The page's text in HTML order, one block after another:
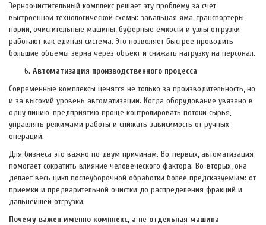
Зерноочистительный комплекс решает эту проблему за счет
выстроенной технологической схемы: завальная яма, транспортеры,
нории, очистительные машины, буферные емкости и узлы отгрузки
работают как единая система. Это позволяет быстрее проводить
большие объемы зерна через объект и снижать нагрузку на персонал.
Автоматизация производственного процесса
Современные комплексы ценятся не только за производительность, но
и за высокий уровень автоматизации. Когда оборудование увязано в
одну линию, предприятию проще контролировать потоки сырья,
управлять режимами работы и снижать зависимость от ручных
операций.
Для бизнеса это важно по двум причинам. Во-первых, автоматизация
помогает сократить влияние человеческого фактора. Во-вторых, она
делает весь цикл послеуборочной обработки более предсказуемым: от
приемки и предварительной очистки до распределения фракций и
дальнейшей отгрузки.
Почему важен именно комплекс, а не отдельная машина